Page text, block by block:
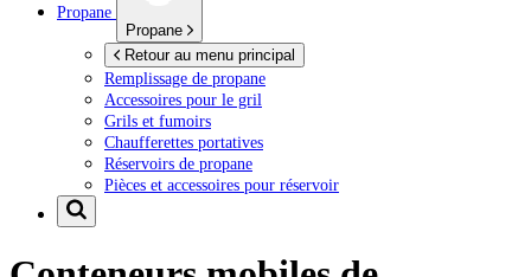
Propane
Propane
Retour au menu principal
Remplissage de propane
Accessoires pour le gril
Grils et fumoirs
Chaufferettes portatives
Réservoirs de propane
Pièces et accessoires pour réservoir